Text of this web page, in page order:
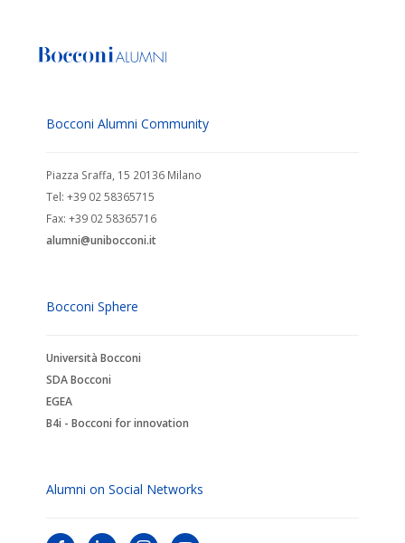
Bocconi Alumni Community
Piazza Sraffa, 15 20136 Milano
Tel: +39 02 58365715
Fax: +39 02 58365716
alumni@unibocconi.it
Bocconi Sphere
Università Bocconi
SDA Bocconi
EGEA
B4i - Bocconi for innovation
Alumni on Social Networks